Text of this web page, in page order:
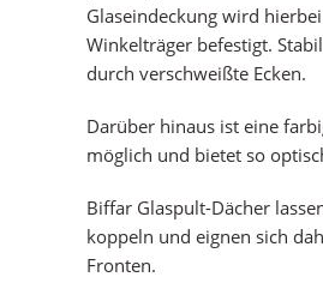
Glaseindeckung wird
Winkelträger befestigt.
durch verschweißte Ecken.
Darüber hinaus ist eine
möglich und bietet so
Biffar Glaspult-Dächer
koppeln und eignen sich
Fronten.